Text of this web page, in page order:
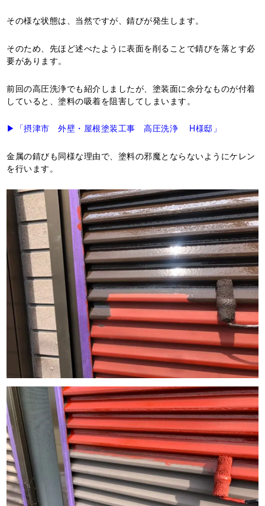
その様な状態は、当然ですが、錆びが発生します。
そのため、先ほど述べたように表面を削ることで錆びを落とす必
要があります。
前回の高圧洗浄でも紹介しましたが、塗装面に余分なものが付着
していると、塗料の吸着を阻害してしまいます。
▶「摂津市 外壁・屋根塗装工事 高圧洗浄 H様邸」
金属の錆びも同様な理由で、塗料の邪魔とならないようにケレン
を行います。